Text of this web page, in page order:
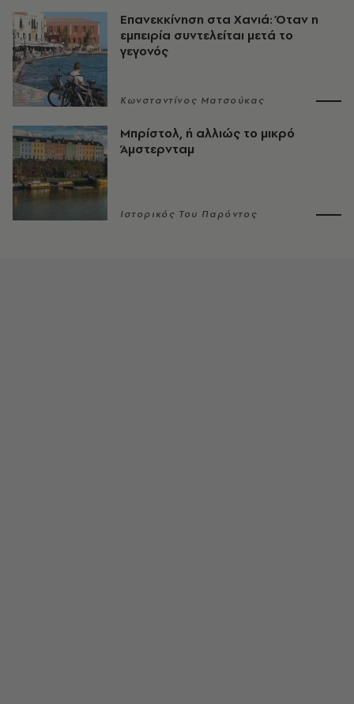
Επανεκκίνηση στα Χανιά: Όταν η
εμπειρία συντελείται μετά το
γεγονός
Κωνσταντίνος Ματσούκας
Μπρίστολ, ή αλλιώς το μικρό
Άμστερνταμ
Ιστορικός Του Παρόντος